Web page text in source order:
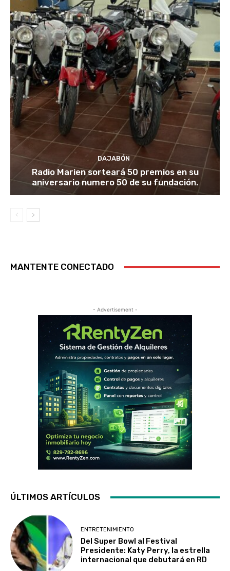
DAJABÓN
Radio Marien sorteará 50 premios en su
aniversario numero 50 de su fundación.
MANTENTE CONECTADO
- Advertisement -
ÚLTIMOS ARTÍCULOS
ENTRETENIMIENTO
Del Super Bowl al Festival
Presidente: Katy Perry, la estrella
internacional que debutará en RD